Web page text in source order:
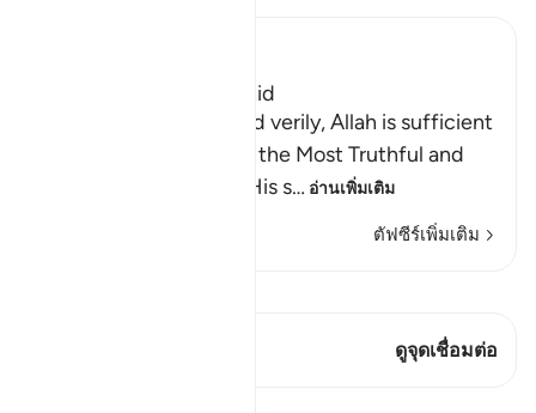
The Testimony of Tawhid
Allah bears witness, and verily, Allah is sufficient
as a Witness, and He is the Most Truthful and
Just Witness there is; His s… อ่านเพิ่มเติม
ตัฟซีร์เพิ่มเติม
ดูจุดเชื่อมต่อ